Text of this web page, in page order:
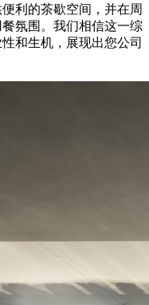
利的茶歇空间，并在周
氛围。我们相信这一综
和生机，展现出您公司